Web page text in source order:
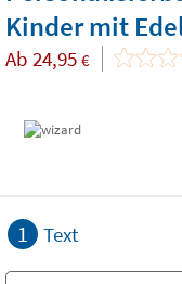
Kinder mit
Ab 24,95 €
1 Text